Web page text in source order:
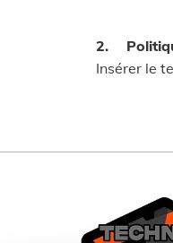
2.
Insérer le